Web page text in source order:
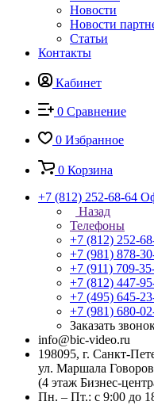
Новости
Новости
Статьи
Контакты
Кабинет
0 Сравнение
0 Избранное
0 Корзина
+7 (812) 252-68-64
Назад
Телефоны
+7 (812) 252-
+7 (981) 878-
+7 (911) 709-
+7 (812) 447-
+7 (495) 645-
+7 (981) 680-
Заказать
info@bic-video.ru
198095, г. Санкт-
ул. Маршала
(4 этаж Бизнес-
Пн. – Пт.: с 9:00 до